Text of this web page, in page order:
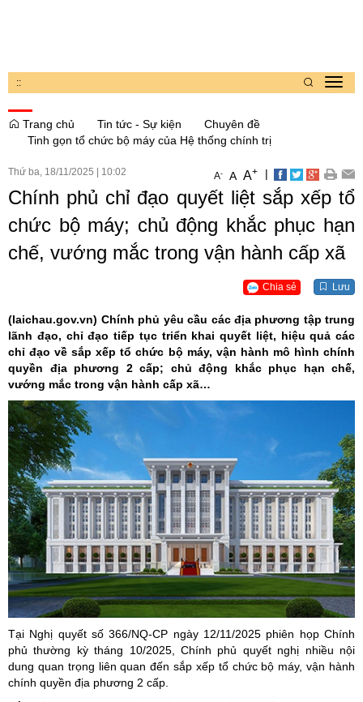
::
Trang chủ
Tin tức - Sự kiện
Chuyên đề
Tinh gọn tổ chức bộ máy của Hệ thống chính trị
Thứ ba, 18/11/2025 10:02 A- A A+ |
Chính phủ chỉ đạo quyết liệt sắp xếp tổ
chức bộ máy; chủ động khắc phục hạn
chế, vướng mắc trong vận hành cấp xã
Chia sẻ Lưu
(laichau.gov.vn) Chính phủ yêu cầu các địa phương tập trung
lãnh đạo, chỉ đạo tiếp tục triển khai quyết liệt, hiệu quả các
chỉ đạo về sắp xếp tổ chức bộ máy, vận hành mô hình chính
quyền địa phương 2 cấp; chủ động khắc phục hạn chế,
vướng mắc trong vận hành cấp xã…
Tại Nghị quyết số 366/NQ-CP ngày 12/11/2025 phiên họp Chính
phủ thường kỳ tháng 10/2025, Chính phủ quyết nghị nhiều nội
dung quan trọng liên quan đến sắp xếp tổ chức bộ máy, vận hành
chính quyền địa phương 2 cấp.